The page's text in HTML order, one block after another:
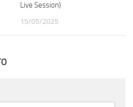
Live Session)
15/05/2025